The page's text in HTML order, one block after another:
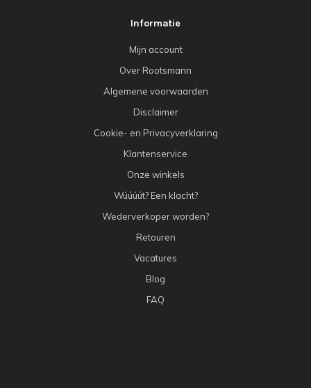
Informatie
Mijn account
Over Rootsmann
Algemene voorwaarden
Disclaimer
Cookie- en Privacyverklaring
Klantenservice
Onze winkels
Wúúúút? Een klacht?
Wederverkoper worden?
Retouren
Vacatures
Blog
FAQ